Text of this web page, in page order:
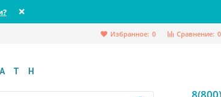
Сравнение: 0
Избранное: 0